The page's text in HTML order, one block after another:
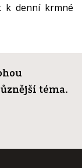
k denní krmné
téma.